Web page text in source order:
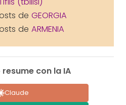
de GEORGIA
de ARMENIA
con la IA
Claude